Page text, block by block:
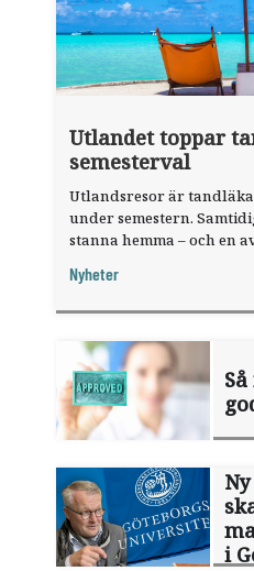
Utlandet toppar
semesterval
Utlandsresor är
under semestern.
stanna hemma – och en
fråga".
Nyheter
i